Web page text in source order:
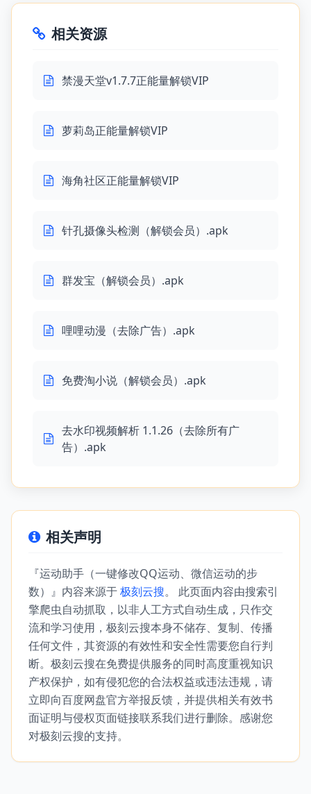
相关资源
禁漫天堂v1.7.7正能量解锁VIP
萝莉岛正能量解锁VIP
海角社区正能量解锁VIP
针孔摄像头检测（解锁会员）.apk
群发宝（解锁会员）.apk
哩哩动漫（去除广告）.apk
免费淘小说（解锁会员）.apk
去水印视频解析 1.1.26（去除所有广
告）.apk
相关声明
『运动助手（一键修改QQ运动、微信运动的步
数）』内容来源于极刻云搜。 此页面内容由搜索引
擎爬虫自动抓取，以非人工方式自动生成，只作交
流和学习使用，极刻云搜本身不储存、复制、传播
任何文件，其资源的有效性和安全性需要您自行判
断。极刻云搜在免费提供服务的同时高度重视知识
产权保护，如有侵犯您的合法权益或违法违规，请
立即向百度网盘官方举报反馈，并提供相关有效书
面证明与侵权页面链接联系我们进行删除。感谢您
对极刻云搜的支持。